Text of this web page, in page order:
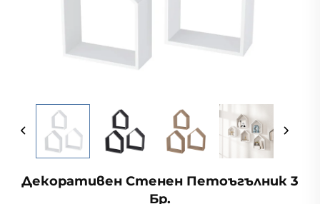
Декоративен Стенен Петоъгълник 3
Бр.